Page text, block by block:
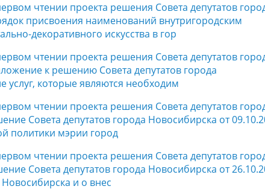
чтении проекта решения Совета депутатов
присвоения наименований внутригородским
декоративного искусства в гор
чтении проекта решения Совета депутатов
к решению Совета депутатов города
услуг, которые являются необходим
чтении проекта решения Совета депутатов
Совета депутатов города Новосибирска от
политики мэрии город
чтении проекта решения Совета депутатов
Совета депутатов города Новосибирска от
и о внес